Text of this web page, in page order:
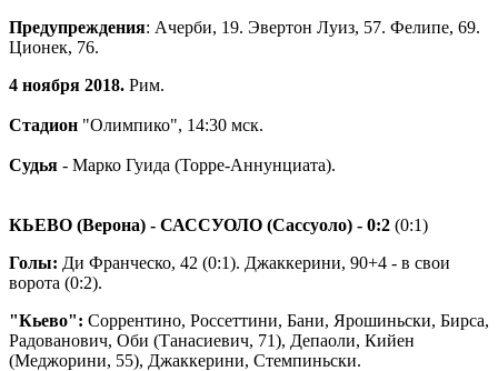
Предупреждения: Ачерби, 19. Эвертон Луиз, 57. Фелипе, 69.
Ционек, 76.
4 ноября 2018. Рим.
Стадион "Олимпико", 14:30 мск.
Судья - Марко Гуида (Торре-Аннунциата).
КЬЕВО (Верона) - САССУОЛО (Сассуоло) - 0:2 (0:1)
Голы: Ди Франческо, 42 (0:1). Джаккерини, 90+4 - в свои
ворота (0:2).
"Кьево": Соррентино, Россеттини, Бани, Ярошиньски, Бирса,
Радованович, Оби (Танасиевич, 71), Депаоли, Кийен
(Меджорини, 55), Джаккерини, Стемпиньски.